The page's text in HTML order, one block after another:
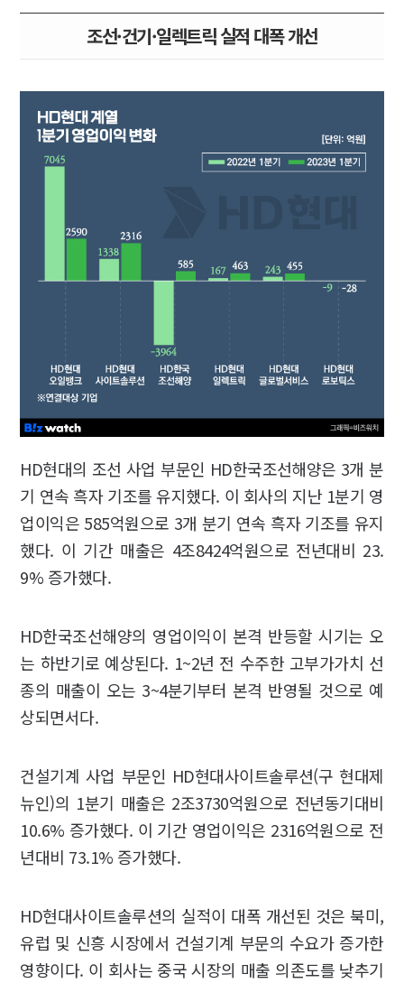
조선·건기·일렉트릭 실적 대폭 개선
HD현대의 조선 사업 부문인 HD한국조선해양은 3개 분
기 연속 흑자 기조를 유지했다. 이 회사의 지난 1분기 영
업이익은 585억원으로 3개 분기 연속 흑자 기조를 유지
했다. 이 기간 매출은 4조8424억원으로 전년대비 23.
9% 증가했다.
HD한국조선해양의 영업이익이 본격 반등할 시기는 오
는 하반기로 예상된다. 1~2년 전 수주한 고부가가치 선
종의 매출이 오는 3~4분기부터 본격 반영될 것으로 예
상되면서다.
건설기계 사업 부문인 HD현대사이트솔루션(구 현대제
뉴인)의 1분기 매출은 2조3730억원으로 전년동기대비
10.6% 증가했다. 이 기간 영업이익은 2316억원으로 전
년대비 73.1% 증가했다.
HD현대사이트솔루션의 실적이 대폭 개선된 것은 북미,
유럽 및 신흥 시장에서 건설기계 부문의 수요가 증가한
영향이다. 이 회사는 중국 시장의 매출 의존도를 낮추기